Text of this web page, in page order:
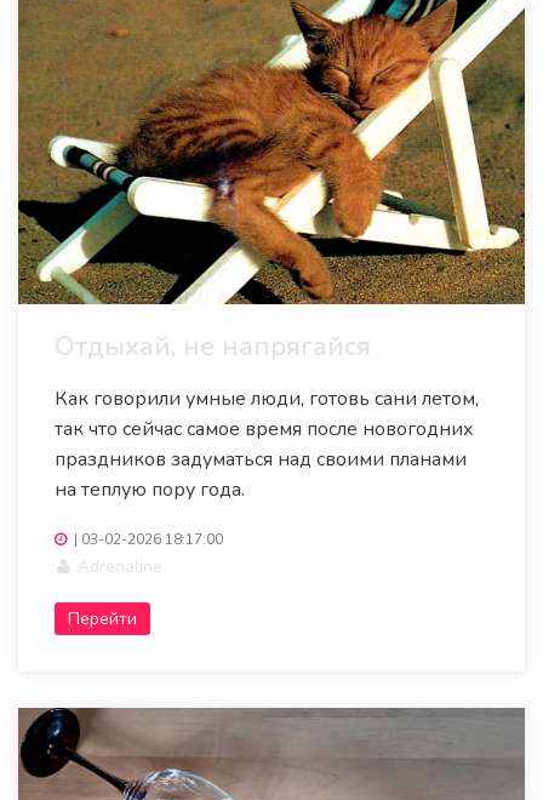
Отдыхай, не напрягайся
Как говорили умные люди, готовь сани летом,
так что сейчас самое время после новогодних
праздников задуматься над своими планами
на теплую пору года.
| 03-02-2026 18:17:00
Adrenaline
Перейти